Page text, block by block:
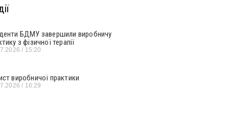
БДМУ завершили виробничу
з фізичної терапії
15:20
виробничої практики
16:29